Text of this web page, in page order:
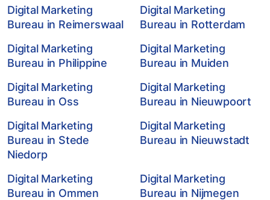
Digital Marketing
Bureau in Reimerswaal
Digital Marketing
Bureau in Rotterdam
Digital Marketing
Bureau in Philippine
Digital Marketing
Bureau in Muiden
Digital Marketing
Bureau in Oss
Digital Marketing
Bureau in Nieuwpoort
Digital Marketing
Bureau in Stede
Niedorp
Digital Marketing
Bureau in Nieuwstadt
Digital Marketing
Bureau in Ommen
Digital Marketing
Bureau in Nijmegen